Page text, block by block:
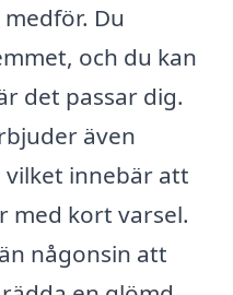
Du
och du kan
det passar dig.
även
vilket innebär att
med kort varsel.
någonsin att